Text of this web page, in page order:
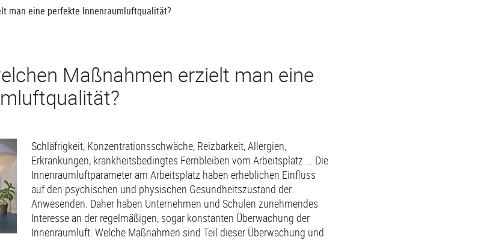
man eine perfekte Innenraumluftqualität?
Maßnahmen erzielt man eine
Schläfrigkeit, Konzentrationsschwäche, Reizbarkeit, Allergien,
Erkrankungen, krankheitsbedingtes Fernbleiben vom Arbeitsplatz ... Die
Innenraumluftparameter am Arbeitsplatz haben erheblichen Einfluss
auf den psychischen und physischen Gesundheitszustand der
Anwesenden. Daher haben Unternehmen und Schulen zunehmendes
Interesse an der regelmäßigen, sogar konstanten Überwachung der
Innenraumluft. Welche Maßnahmen sind Teil dieser Überwachung und